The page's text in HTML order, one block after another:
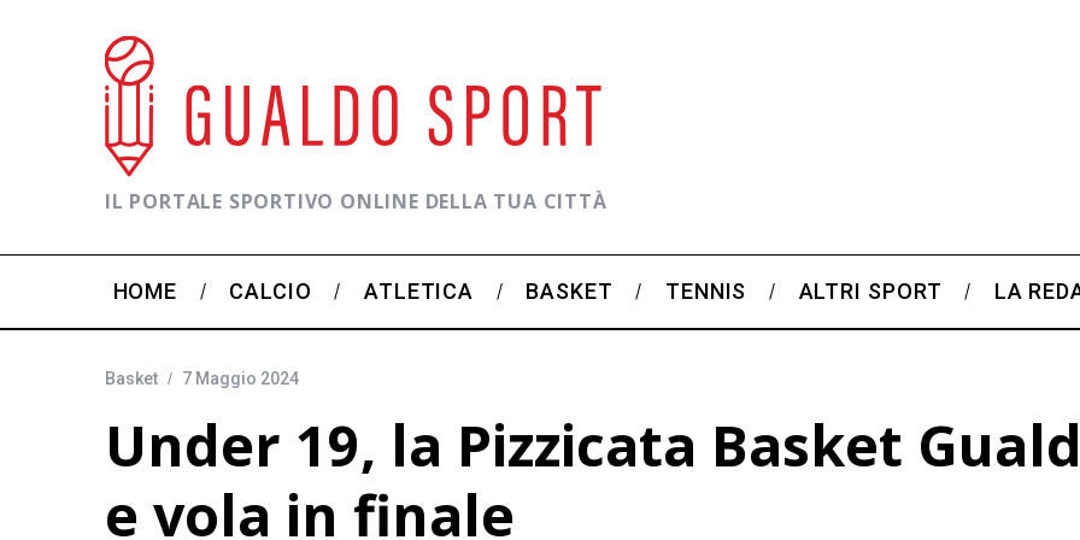
IL PORTALE SPORTIVO ONLINE DELLA TUA CITTÀ
HOME CALCIO ATLETICA BASKET TENNIS ALTRI SPORT LA
Basket 7 Maggio 2024
Under 19, la Pizzicata Basket
e vola in finale